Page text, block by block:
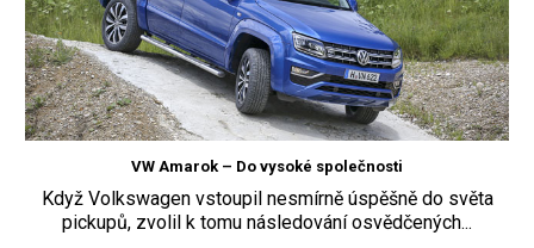
VW Amarok – Do vysoké společnosti
Když Volkswagen vstoupil nesmírně úspěšně do světa
pickupů, zvolil k tomu následování osvědčených...